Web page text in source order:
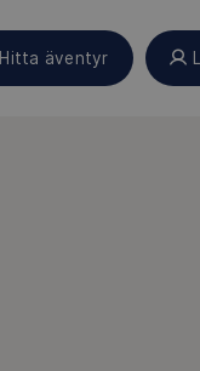
Hitta äventyr